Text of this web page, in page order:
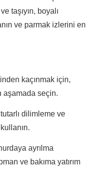
taşıyın, boyalı
ve parmak izlerini en
kaçınmak için,
aşamada seçin.
dilimleme ve
ayrılma
ve bakıma yatırım